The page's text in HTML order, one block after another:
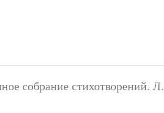
собрание стихотворений.